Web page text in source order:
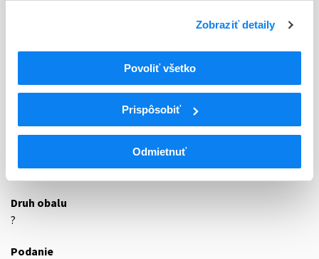
Zobraziť detaily
Povoliť všetko
Prispôsobiť
Odmietnuť
Centrálna nervová sústava
N03A
Antiepileptiká
Iné antiepileptiká
N03AX23
Brivaracetam
Podrobnosti o lieku
48
Druh obalu
?
Podanie